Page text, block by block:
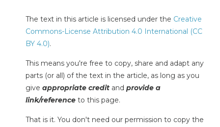
The text in this article is licensed under the Creative
Commons-License Attribution 4.0 International (CC
BY 4.0).
This means you're free to copy, share and adapt any
parts (or all) of the text in the article, as long as you
give appropriate credit and provide a
link/reference to this page.
That is it. You don't need our permission to copy the